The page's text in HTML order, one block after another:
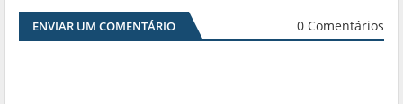
ENVIAR UM COMENTÁRIO 0 Comentários